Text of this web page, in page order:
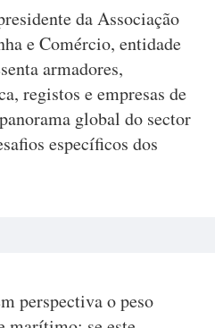
da Associação
e Comércio, entidade
armadores,
registos e empresas de
global do sector
específicos dos
perspectiva o peso